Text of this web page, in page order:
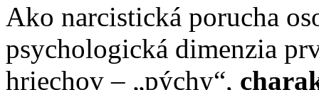
Ako narcistická porucha
psychologická dimenzia
hriechov – „pýchy“,